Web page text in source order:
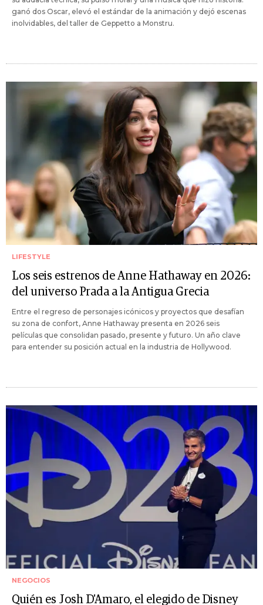
ganó dos Oscar, elevó el estándar de la animación y dejó escenas
inolvidables, del taller de Geppetto a Monstru.
LIFESTYLE
Los seis estrenos de Anne Hathaway en 2026:
del universo Prada a la Antigua Grecia
Entre el regreso de personajes icónicos y proyectos que desafían
su zona de confort, Anne Hathaway presenta en 2026 seis
películas que consolidan pasado, presente y futuro. Un año clave
para entender su posición actual en la industria de Hollywood.
NEGOCIOS
Quién es Josh D'Amaro, el elegido de Disney